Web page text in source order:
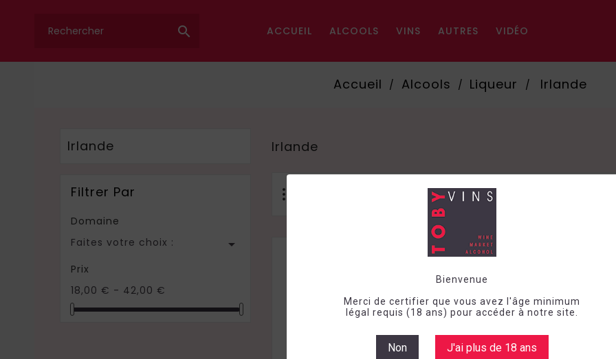
Bienvenue
Merci de certifier que vous avez l'âge minimum
légal requis (18 ans) pour accéder à notre site.
Non J'ai plus de 18 ans
 ACCUEIL ALCOOLS VINS AUTRES VIDÉO
Accueil Alcools Liqueur Irlande
Irlande
Filtrer Par
Domaine
Faites votre choix :

Prix
18,00 € - 42,00 €
Irlande